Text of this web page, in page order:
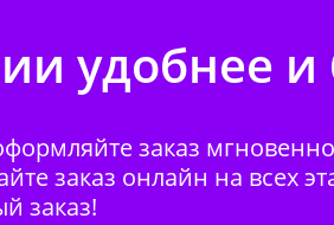
удобнее и
заказ
заказ онлайн на всех
заказ!